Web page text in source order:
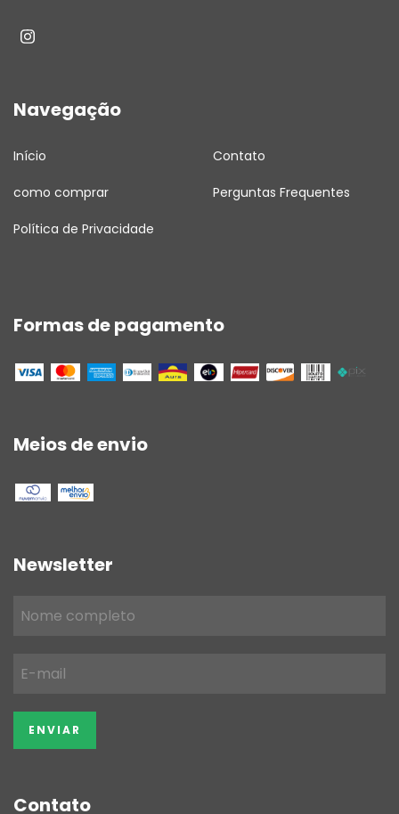
Navegação
Início Contato
como comprar Perguntas Frequentes
Política de Privacidade
Formas de pagamento
Meios de envio
Newsletter
Contato